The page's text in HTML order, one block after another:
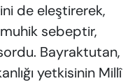
de eleştirerek,
sebeptir,
Bayraktutan,
yetkisinin Millî